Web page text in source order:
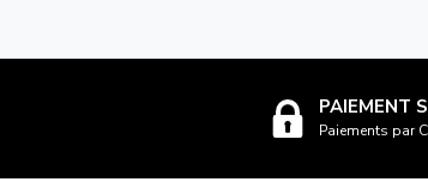
PAIEMENT
Paiements par